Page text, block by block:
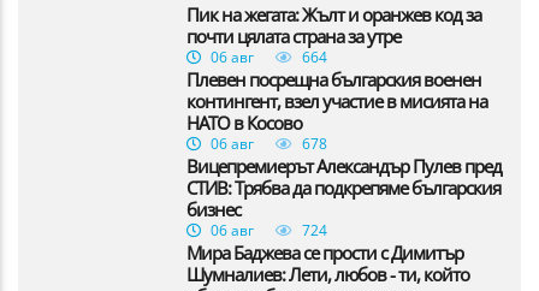
Пик на жегата: Жълт и оранжев код за
почти цялата страна за утре
06 авг 664
Плевен посрещна българския военен
контингент, взел участие в мисията на
НАТО в Косово
06 авг 678
Вицепремиерът Александър Пулев пред
СТИВ: Трябва да подкрепяме българския
бизнес
06 авг 724
Мира Баджева се прости с Димитър
Шумналиев: Лети, любов - ти, който